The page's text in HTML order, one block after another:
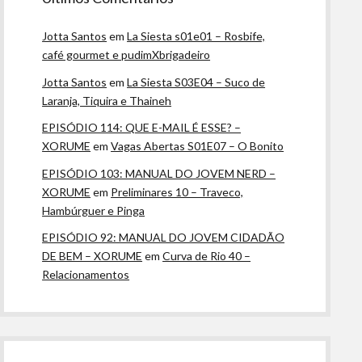
Jotta Santos emLa Siesta s01e01 – Rosbife,
café gourmet e pudimXbrigadeiro
Jotta Santos emLa Siesta S03E04 – Suco de
Laranja, Tiquira e Thaineh
EPISÓDIO 114: QUE E-MAIL É ESSE? –
XORUME emVagas Abertas S01E07 – O Bonito
EPISÓDIO 103: MANUAL DO JOVEM NERD –
XORUME em Preliminares 10 – Traveco,
Hambúrguer e Pinga
EPISÓDIO 92: MANUAL DO JOVEM CIDADÃO
DE BEM – XORUME emCurva de Rio 40 –
Relacionamentos